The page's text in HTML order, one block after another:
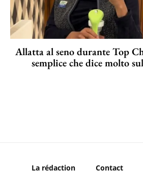
Allatta al seno durante Top
semplice che dice molto
La rédaction Contact